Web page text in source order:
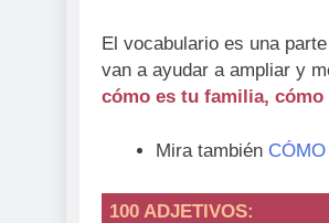
El vocabulario es una
van a ayudar a ampliar y
cómo es tu familia,
Mira también
100 ADJETIVOS: